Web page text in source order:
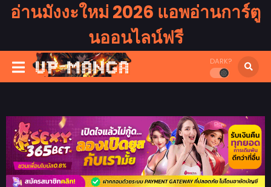
อ่านมังงะใหม่ 2026 แอพอ่านการ์ตู
นออนไลน์ฟรี
DARK?